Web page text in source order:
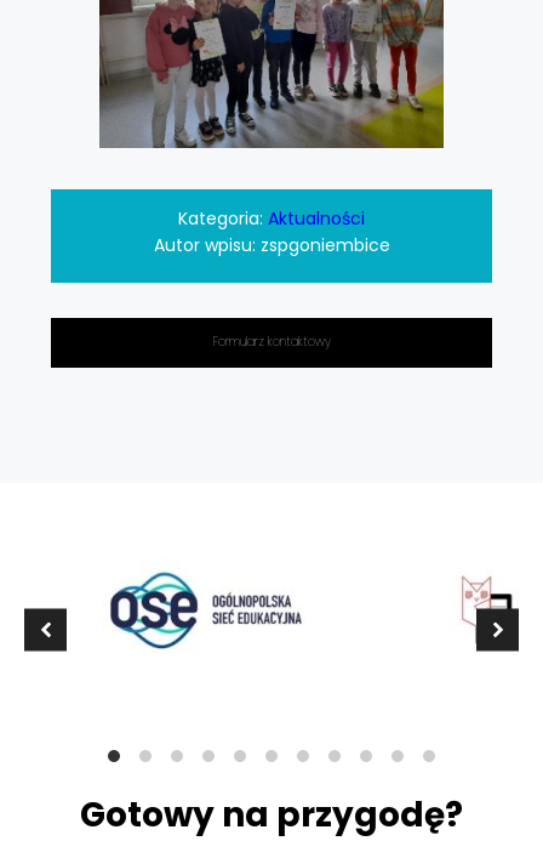
Kategoria: Aktualności
Autor wpisu: zspgoniembice
Formularz kontaktowy
Gotowy na przygodę?